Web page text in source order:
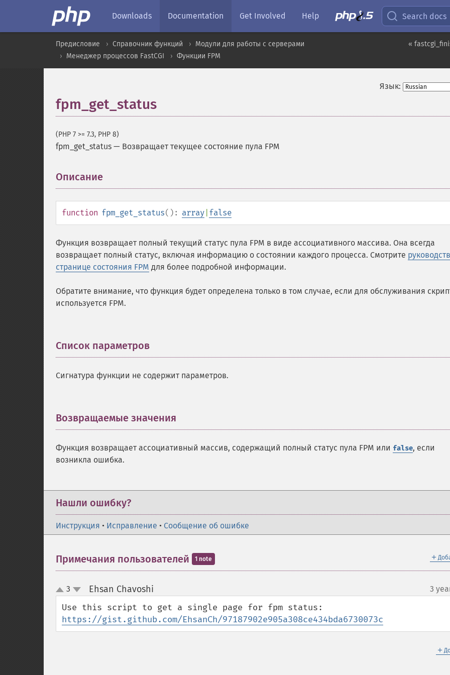
Downloads Documentation Get Involved Help Search docs
«
Предисловие Справочник функций
Модули для работы с серверами
Менеджер процессов FastCGI
Функции FPM
Язык:
fpm_get_status
(PHP 7 >= 7.3, PHP 8)
fpm_get_status — Возвращает текущее состояние пула FPM
Описание
function fpm_get_status(): array false
Функция возвращает полный текущий статус пула FPM в виде ассоциативного массива. Она всегда
возвращает полный статус, включая информацию о состоянии каждого процесса. Смотрите
странице состояния FPM для более подробной информации.
Обратите внимание, что функция будет определена только в том случае, если для обслуживания
используется FPM.
Список параметров
Сигнатура функции не содержит параметров.
Возвращаемые значения
Функция возвращает ассоциативный массив, содержащий полный статус пула FPM или false, если
возникла ошибка.
Нашли ошибку?
Инструкция • Исправление • Сообщение об ошибке
＋
Примечания пользователей 1 note
up
down
3 Ehsan Chavoshi 3
https://gist.github.com/EhsanCh/97187902e905a308ce434bda6730073c
＋